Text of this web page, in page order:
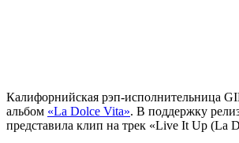
Калифорнийская рэп-исполнительница
альбом «La Dolce Vita». В поддержку
представила клип на трек «Live It Up (La